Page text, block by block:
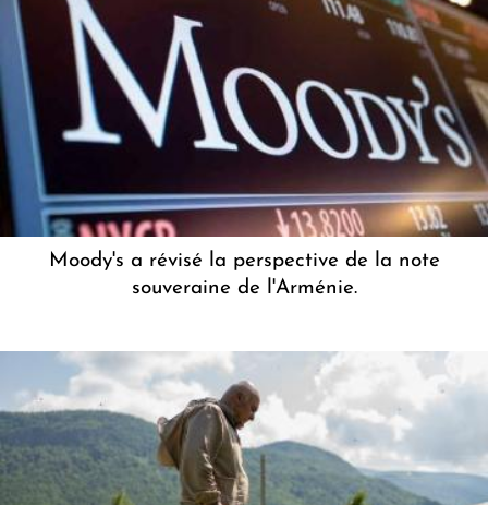
Moody's a révisé la perspective de la note
souveraine de l'Arménie.